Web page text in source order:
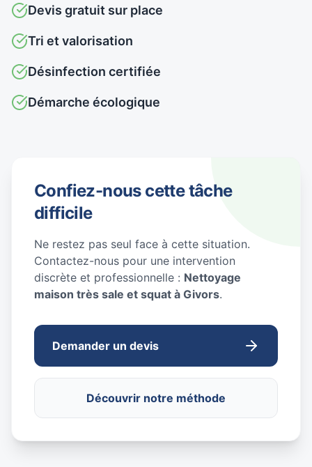
Devis gratuit sur place
Tri et valorisation
Désinfection certifiée
Démarche écologique
Confiez-nous cette tâche
difficile
Ne restez pas seul face à cette situation.
Contactez-nous pour une intervention
discrète et professionnelle : Nettoyage
maison très sale et squat à Givors.
Demander un devis
Découvrir notre méthode